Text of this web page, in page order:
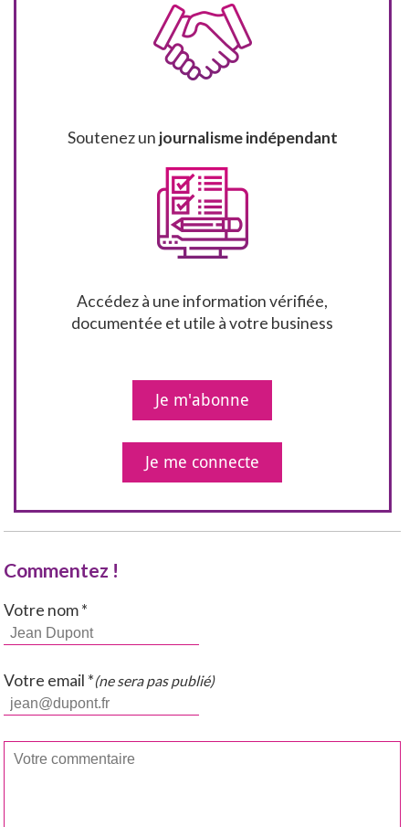
Soutenez un journalisme indépendant
Accédez à une information vérifiée,
documentée et utile à votre business
Je m'abonne
Je me connecte
Commentez !
Votre nom *
Votre email *(ne sera pas publié)